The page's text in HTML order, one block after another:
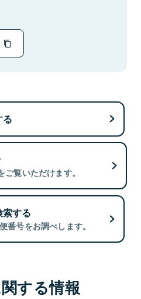
覧いただけます。
する
番号をお調べします。
する情報